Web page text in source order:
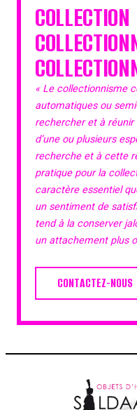
COLLECTION
« Le collectionnisme
automatiques ou
rechercher et à réunir
d’une ou plusieurs
recherche et à cette
pratique pour la
caractère essentiel
un sentiment de
tend à la conserver
un attachement plus
CONTACTEZ-NOUS